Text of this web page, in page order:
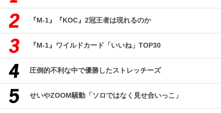
『M-1』『KOC』2冠王者は現れるのか
『M-1』ワイルドカード「いいね」TOP30
圧倒的不利な中で優勝したストレッチーズ
せいやZOOM騒動「ソロではなく見せ合いっこ」